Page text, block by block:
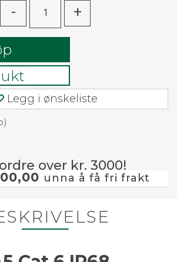
- +
Legg i ønskeliste
over kr. 3000!
unna å få fri frakt